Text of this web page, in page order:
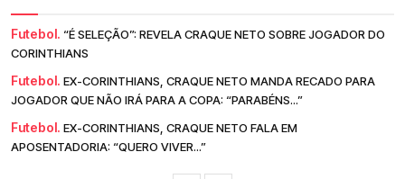
Futebol. “É SELEÇÃO”: REVELA CRAQUE NETO SOBRE JOGADOR DO
CORINTHIANS
Futebol. EX-CORINTHIANS, CRAQUE NETO MANDA RECADO PARA
JOGADOR QUE NÃO IRÁ PARA A COPA: “PARABÉNS...”
Futebol. EX-CORINTHIANS, CRAQUE NETO FALA EM
APOSENTADORIA: “QUERO VIVER...”